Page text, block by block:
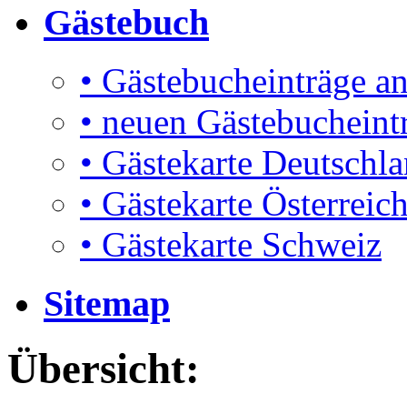
Gästebuch
• Gästebucheinträge
• neuen
• Gästekarte
• Gästekarte
• Gästekarte Schweiz
Sitemap
Übersicht: